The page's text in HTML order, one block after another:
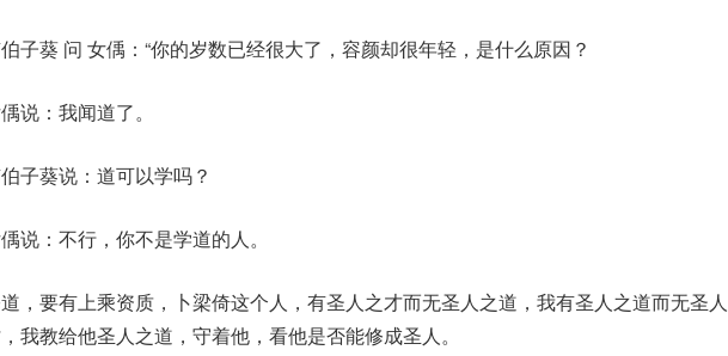
子葵 问 女偊：“你的岁数已经很大了，容颜却很年轻，是什么原因？
说：我闻道了。
子葵说：道可以学吗？
说：不行，你不是学道的人。
，要有上乘资质，卜梁倚这个人，有圣人之才而无圣人之道，我有圣人之道而无圣
我教给他圣人之道，守着他，看他是否能修成圣人。